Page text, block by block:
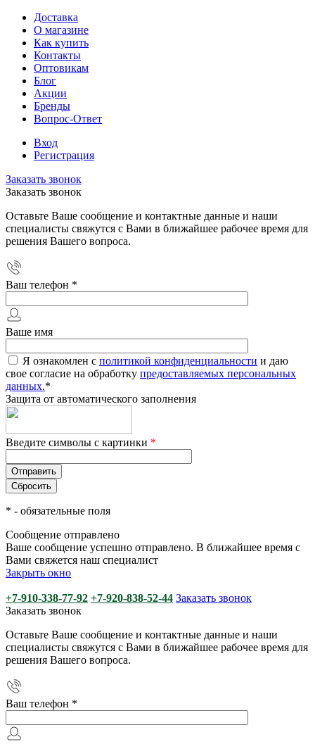
Доставка
О магазине
Как купить
Контакты
Оптовикам
Блог
Акции
Бренды
Вопрос-Ответ
Вход
Регистрация
Заказать звонок
Заказать звонок
Оставьте Ваше сообщение и контактные данные и наши
специалисты свяжутся с Вами в ближайшее рабочее время для
решения Вашего вопроса.
Ваш телефон *
Ваше имя
Я ознакомлен с политикой конфиденциальности и даю
свое согласие на обработку предоставляемых персональных
данных.*
Защита от автоматического заполнения
Введите символы с картинки *
* - обязательные поля
Сообщение отправлено
Ваше сообщение успешно отправлено. В ближайшее время с
Вами свяжется наш специалист
Закрыть окно
+7-910-338-77-92 +7-920-838-52-44 Заказать звонок
Заказать звонок
Оставьте Ваше сообщение и контактные данные и наши
специалисты свяжутся с Вами в ближайшее рабочее время для
решения Вашего вопроса.
Ваш телефон *